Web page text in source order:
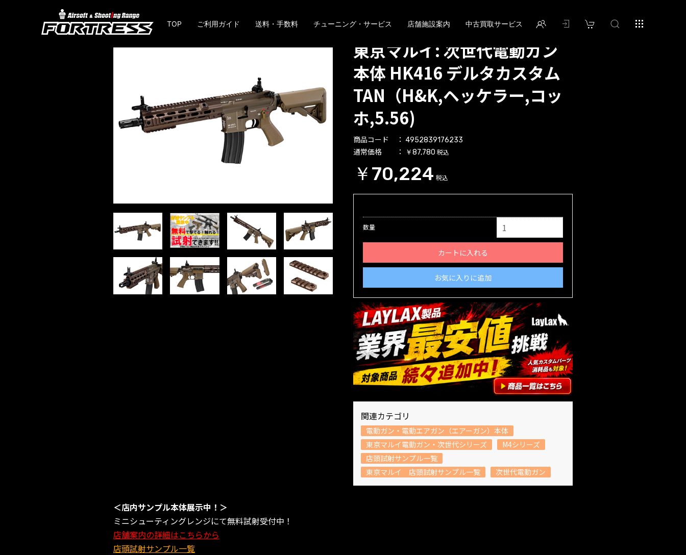
TOP ご利用ガイド 送料・手数料 チューニング・サービス 店舗施設案内 中古買取サービス
東京マルイ: 次世代電動ガン
本体 HK416 デルタカスタム
TAN（H&K,ヘッケラー,コッ
ホ,5.56)
商品コード 4952839176233
通常価格 ￥87,780 税込
￥70,224 税込
数量
カートに入れる
お気に入りに追加
関連カテゴリ
電動ガン・電動エアガン（エアーガン）本体
東京マルイ電動ガン・次世代シリーズ
M4シリーズ
店頭試射サンプル一覧
東京マルイ 店頭試射サンプル一覧
次世代電動ガン
＜店内サンプル本体展示中！＞
ミニシューティングレンジにて無料試射受付中！
店舗案内の詳細はこちらから
店頭試射サンプル一覧